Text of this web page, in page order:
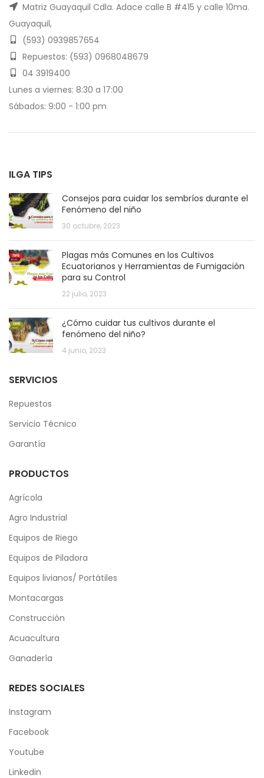
Matriz Guayaquil Cdla. Adace calle B #415 y calle 10ma.
Guayaquil,
(593) 0939857654
Repuestos: (593) 0968048679
04 3919400
Lunes a viernes: 8:30 a 17:00
Sábados: 9:00 - 1:00 pm
ILGA TIPS
Consejos para cuidar los sembríos durante el
Fenómeno del niño
30 octubre, 2023
Plagas más Comunes en los Cultivos
Ecuatorianos y Herramientas de Fumigación
para su Control
22 julio, 2023
¿Cómo cuidar tus cultivos durante el
fenómeno del niño?
4 junio, 2023
SERVICIOS
Repuestos
Servicio Técnico
Garantía
PRODUCTOS
Agrícola
Agro Industrial
Equipos de Riego
Equipos de Piladora
Equipos livianos/ Portátiles
Montacargas
Construcción
Acuacultura
Ganadería
REDES SOCIALES
Instagram
Facebook
Youtube
Linkedin